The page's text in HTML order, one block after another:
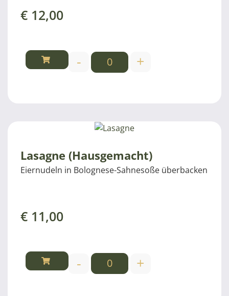
€ 12,00
- +
Lasagne (Hausgemacht)
Eiernudeln in Bolognese-Sahnesoße überbacken
€ 11,00
- +